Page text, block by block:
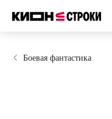
Боевая фантастика